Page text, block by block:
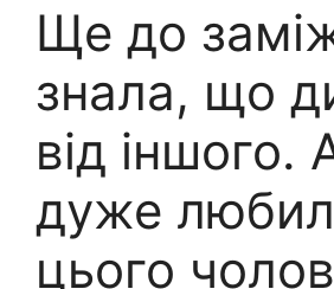
Ще до
знала, що
від іншого.
дуже
цього